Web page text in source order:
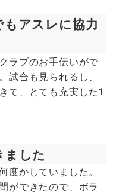
アスレに協力
ラブのお手伝いがで
試合も見られるし、
て、とても充実した1
ました
度かしていました。
ができたので、ボラ